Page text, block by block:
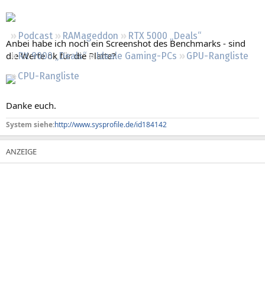
Podcast RAMageddon
RTX 5000 „Deals“
RX 9000 „Deals“
Ideale Gaming-PCs
GPU-Rangliste
CPU-Rangliste
Anbei habe ich noch ein Screenshot des Benchmarks - sind
die Werte ok für die Platte?
Danke euch.
System siehe:http://www.sysprofile.de/id184142